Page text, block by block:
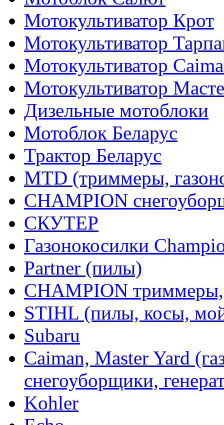
Мотокультиватор Крот
Мотокультиватор
Мотокультиватор
Мотокультиватор
Дизельные мотоблоки
Мотоблок Беларус
Трактор Беларус
MTD (триммеры,
CHAMPION
СКУТЕР
Газонокосилки
Partner (пилы)
CHAMPION
STIHL (пилы, косы,
Subaru
Caiman, Master Yard
снегоуборщики,
Kohler